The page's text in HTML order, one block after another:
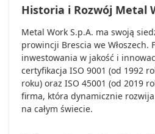
Historia i Rozwój Metal
Metal Work S.p.A. ma swoją
prowincji Brescia we Włoszech.
inwestowania w jakość i
certyfikacja ISO 9001 (od 1992
roku) oraz ISO 45001 (od 2019
firma, która dynamicznie
na całym świecie.